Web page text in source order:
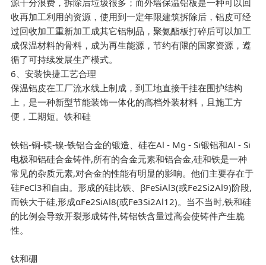
源十分浪费，拆除后垃圾很多；而外墙保温铝板是一种可以回
收再加工利用的资源，使用到一定年限建筑拆除后，铝皮可经
过回收加工重新加工成其它铝制品，聚氨酯板打碎后可以加工
成保温材料的骨料，成为再生能源，节约有限的国家资源，遵
循了可持续发展生产模式。
6、安装快捷工艺合理
保温铝皮在工厂流水线上制成，到工地直接干挂在围护结构
上，是一种新型节能装饰一体化的高档外装材料，且施工方
便，工期短。铁和硅
铁铝-铜-镁-镍-铁铝合金的锻造、硅在Al - Mg - Si锻铝和Al - Si
电极和铝硅合金铸件,所有的合金元素和铝合金,硅和铁是一种
常见的杂质元素,对合金的性能有明显的影响。他们主要存在于
硅FeCl3和自由。形成的硅比铁、βFeSiAl3(或Fe2Si2Al9)阶段,
而铁大于硅,形成αFe2SiAl8(或Fe3Si2Al12)。当不当时,铁和硅
的比例会导致开裂形成铸件,铸铝铁含量过高会使铸件产生脆
性。
钛和硼